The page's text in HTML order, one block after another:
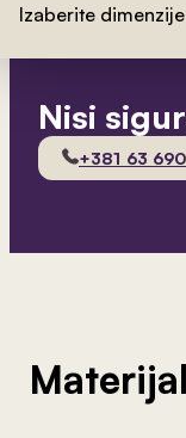
Izaberite
Nisi
+381 63